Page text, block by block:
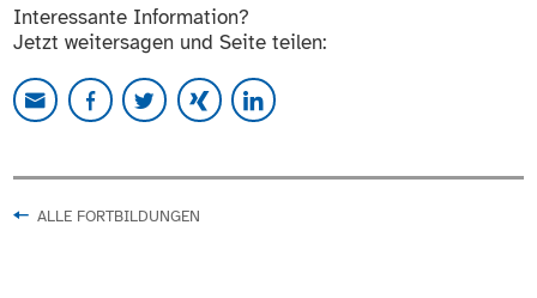
Interessante Information?
Jetzt weitersagen und Seite teilen:
ALLE FORTBILDUNGEN